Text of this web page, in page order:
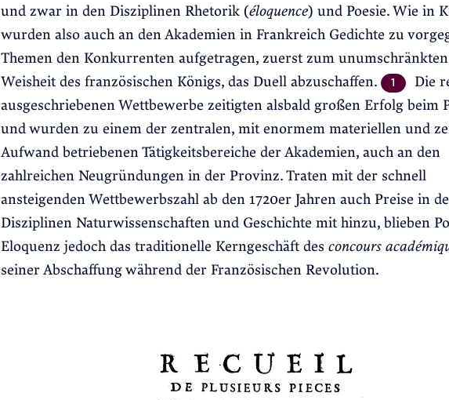
und zwar in den Disziplinen Rhetorik (éloquence) und Poesie. Wie in
wurden also auch an den Akademien in Frankreich Gedichte zu
Themen den Konkurrenten aufgetragen, zuerst zum
Weisheit des französischen Königs, das Duell abzuschaffen.
1
Die
ausgeschriebenen Wettbewerbe zeitigten alsbald großen Erfolg beim
und wurden zu einem der zentralen, mit enormem materiellen und
Aufwand betriebenen Tätigkeitsbereiche der Akademien, auch an den
zahlreichen Neugründungen in der Provinz. Traten mit der schnell
ansteigenden Wettbewerbszahl ab den 1720er Jahren auch Preise in
Disziplinen Naturwissenschaften und Geschichte mit hinzu, blieben
Eloquenz jedoch das traditionelle Kerngeschäft des concours
seiner Abschaffung während der Französischen Revolution.